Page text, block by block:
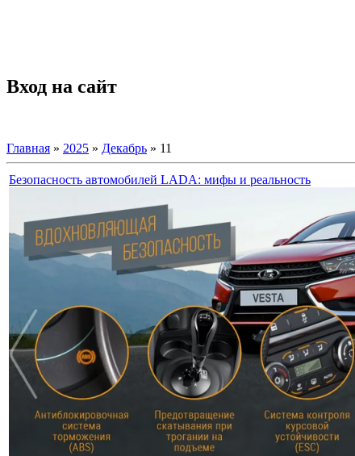
Вход на сайт
Главная » 2025 » Декабрь » 11
Безопасность автомобилей LADA: мифы и реальность